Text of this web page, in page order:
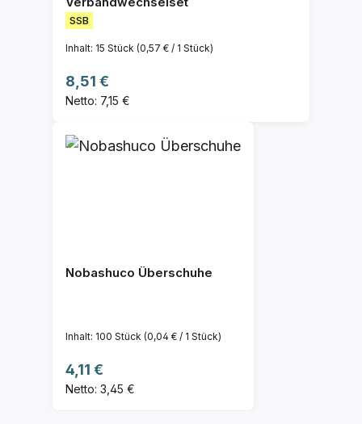
SSB
Inhalt: 15 Stück (0,57 € / 1 Stück)
Regulärer Preis:
8,51 €
Netto: 7,15 €
Nobashuco Überschuhe
Inhalt: 100 Stück (0,04 € / 1 Stück)
Regulärer Preis:
4,11 €
Netto: 3,45 €